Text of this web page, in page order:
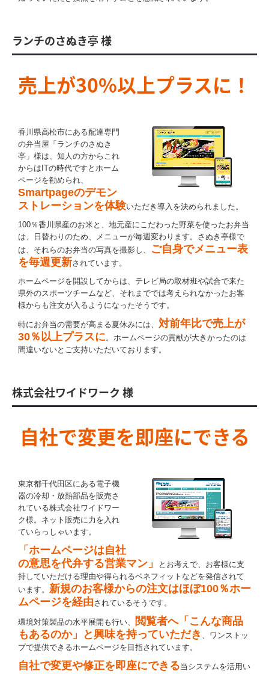
ランチのさぬき亭 様
売上が30%以上プラスに！
香川県高松市にある配達専門
の弁当屋「ランチのさぬき
亭」様は、知人の方からこれ
からはITの時代ですとホーム
ページを勧められ、
Smartpageのデモン
ストレーションを体験いただき導入を決められました。
100％香川県産のお米と、地元産にこだわった野菜を使ったお弁当
は、日替わりのため、メニューが毎週変わります。さぬき亭様で
は、それらのお弁当の写真を撮影し、
ご自身でメニュー表
を毎週更新されています。
ホームページを開設してからは、テレビ局の取材班や試合で来た
県外のスポーツチームなど、それまででは考えられなかったお客
様からも注文が入るようになったそうです。
特にお弁当の需要が高まる夏休みには、 対前年比で売上が
30％以上プラスに 。ホームページの貢献が大きかったのは
間違いないとご支持いただいております。
株式会社ワイドワーク 様
自社で変更を即座にできる
東京都千代田区にある電子機
器の冷却・放熱部品を販売さ
れている株式会社ワイドワー
ク様。ネット販売に力を入れ
ていらっしゃいます。
「ホームページは自社
の意思を代弁する営業マン」
とお考えで、お客様に支
持していただける理由や得られるベネフィットなどを発信されて
います。 新規のお客様からの注文はほぼ100％ホー
ムページを経由されているそうです。
環境対策製品の水平展開も行い、
閲覧者へ「こんな商品
もあるのか」と興味を持っていただき
、ワンストッ
プで提供できるホームページを目指されています。
自社で変更や修正を即座にできる当システムを活用い